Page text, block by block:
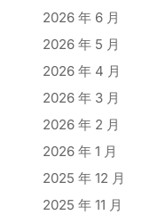
2026 年 6 月
2026 年 5 月
2026 年 4 月
2026 年 3 月
2026 年 2 月
2026 年 1 月
2025 年 12 月
2025 年 11 月